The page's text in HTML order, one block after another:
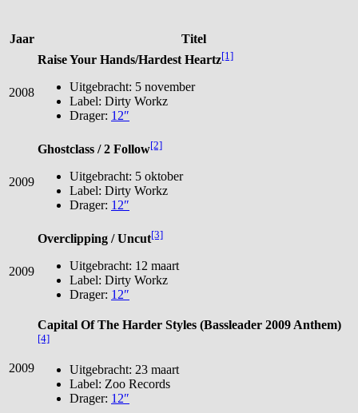
Jaar Titel
2008
Raise Your Hands/Hardest Heartz[1]
Uitgebracht: 5 november
Label: Dirty Workz
Drager: 12″
2009
Ghostclass / 2 Follow[2]
Uitgebracht: 5 oktober
Label: Dirty Workz
Drager: 12″
2009
Overclipping / Uncut[3]
Uitgebracht: 12 maart
Label: Dirty Workz
Drager: 12″
2009
Capital Of The Harder Styles (Bassleader 2009 Anthem)
[4]
Uitgebracht: 23 maart
Label: Zoo Records
Drager: 12″